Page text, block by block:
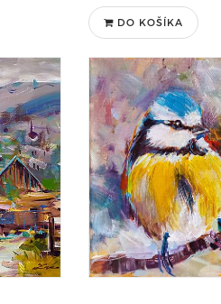
DO KOŠÍKA